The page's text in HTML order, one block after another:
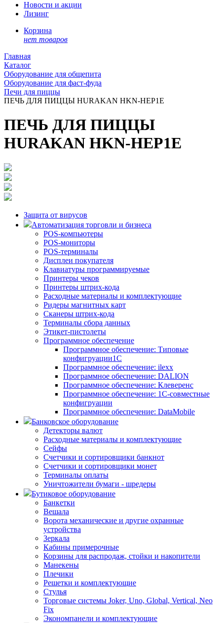
Новости и акции
Лизинг
Корзина
нет товаров
Главная
Каталог
Оборудование для общепита
Оборудование для фаст-фуда
Печи для пиццы
ПЕЧЬ ДЛЯ ПИЦЦЫ HURAKAN HKN-HEP1E
ПЕЧЬ ДЛЯ ПИЦЦЫ
HURAKAN HKN-HEP1E
Защита от вирусов
Автоматизация торговли и бизнеса
POS-компьютеры
POS-мониторы
POS-терминалы
Дисплеи покупателя
Клавиатуры программируемые
Принтеры чеков
Принтеры штрих-кода
Расходные материалы и комплектующие
Ридеры магнитных карт
Сканеры штрих-кода
Терминалы сбора данных
Этикет-пистолеты
Программное обеспечение
Программное обеспечение: Типовые
конфигруации1С
Программное обеспечение: ilexx
Программное обеспечение: DALION
Программное обеспечение: Клеверенс
Программное обеспечение: 1С-совместные
конфигруации
Программное обеспечение: DataMobile
Банковское оборудование
Детекторы валют
Расходные материалы и комплектующие
Сейфы
Счетчики и сортировщики банкнот
Счетчики и сортировщики монет
Терминалы оплаты
Уничтожители бумаги - шредеры
Бутиковое оборудование
Банкетки
Вешала
Ворота механические и другие охранные
устройства
Зеркала
Кабины примерочные
Корзины для распродаж, стойки и накопители
Манекены
Плечики
Решетки и комплектующие
Стулья
Торговые системы Joker, Uno, Global, Vertical, Neo
Fix
Экономпанели и комплектующие